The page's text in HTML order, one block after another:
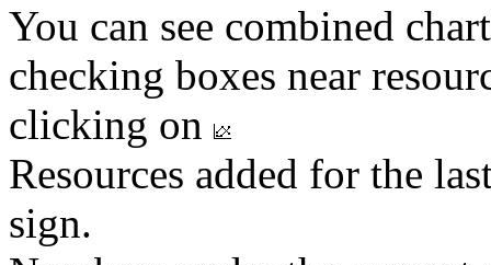
You can see combined
checking boxes near
clicking on
Resources added for the
sign.